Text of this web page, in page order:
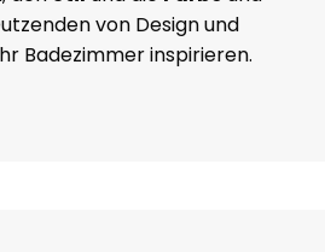
von Design und
Badezimmer inspirieren.